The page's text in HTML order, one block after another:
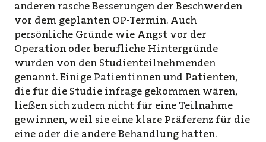
anderen rasche Besserungen der Beschwerden
vor dem geplanten OP-Termin. Auch
persönliche Gründe wie Angst vor der
Operation oder berufliche Hintergründe
wurden von den Studienteilnehmenden
genannt. Einige Patientinnen und Patienten,
die für die Studie infrage gekommen wären,
ließen sich zudem nicht für eine Teilnahme
gewinnen, weil sie eine klare Präferenz für die
eine oder die andere Behandlung hatten.